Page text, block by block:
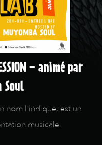
- animé par
Soul
nom l'indique, est un
musicale.